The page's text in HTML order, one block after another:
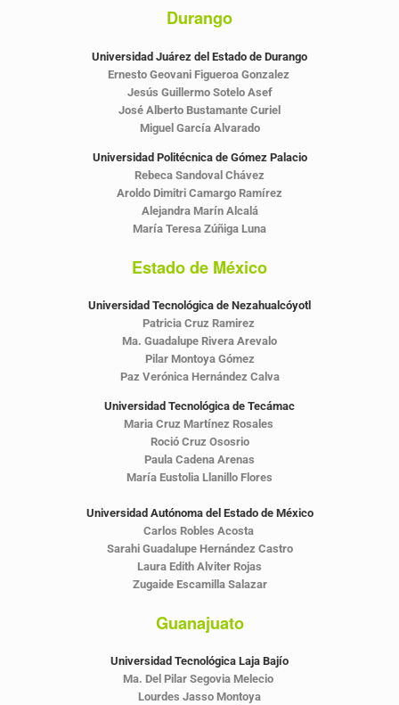
Durango
Universidad Juárez del Estado de Durango
Ernesto Geovani Figueroa Gonzalez
Jesús Guillermo Sotelo Asef
José Alberto Bustamante Curiel
Miguel García Alvarado
Universidad Politécnica de Gómez Palacio
Rebeca Sandoval Chávez
Aroldo Dimitri Camargo Ramírez
Alejandra Marín Alcalá
María Teresa Zúñiga Luna
Estado de México
Universidad Tecnológica de Nezahualcóyotl
Patricia Cruz Ramirez
Ma. Guadalupe Rivera Arevalo
Pilar Montoya Gómez
Paz Verónica Hernández Calva
Universidad Tecnológica de Tecámac
Maria Cruz Martínez Rosales
Roció Cruz Ososrio
Paula Cadena Arenas
María Eustolia Llanillo Flores
Universidad Autónoma del Estado de México
Carlos Robles Acosta
Sarahi Guadalupe Hernández Castro
Laura Edith Alviter Rojas
Zugaide Escamilla Salazar
Guanajuato
Universidad Tecnológica Laja Bajío
Ma. Del Pilar Segovia Melecio
Lourdes Jasso Montoya